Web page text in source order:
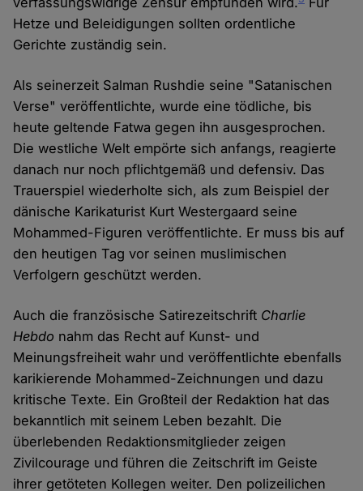
Hetze und Beleidigungen sollten ordentliche
Gerichte zuständig sein.
Als seinerzeit Salman Rushdie seine "Satanischen
Verse" veröffentlichte, wurde eine tödliche, bis
heute geltende Fatwa gegen ihn ausgesprochen.
Die westliche Welt empörte sich anfangs, reagierte
danach nur noch pflichtgemäß und defensiv. Das
Trauerspiel wiederholte sich, als zum Beispiel der
dänische Karikaturist Kurt Westergaard seine
Mohammed-Figuren veröffentlichte. Er muss bis auf
den heutigen Tag vor seinen muslimischen
Verfolgern geschützt werden.
Auch die französische Satirezeitschrift Charlie
Hebdo nahm das Recht auf Kunst- und
Meinungsfreiheit wahr und veröffentlichte ebenfalls
karikierende Mohammed-Zeichnungen und dazu
kritische Texte. Ein Großteil der Redaktion hat das
bekanntlich mit seinem Leben bezahlt. Die
überlebenden Redaktionsmitglieder zeigen
Zivilcourage und führen die Zeitschrift im Geiste
ihrer getöteten Kollegen weiter. Den polizeilichen